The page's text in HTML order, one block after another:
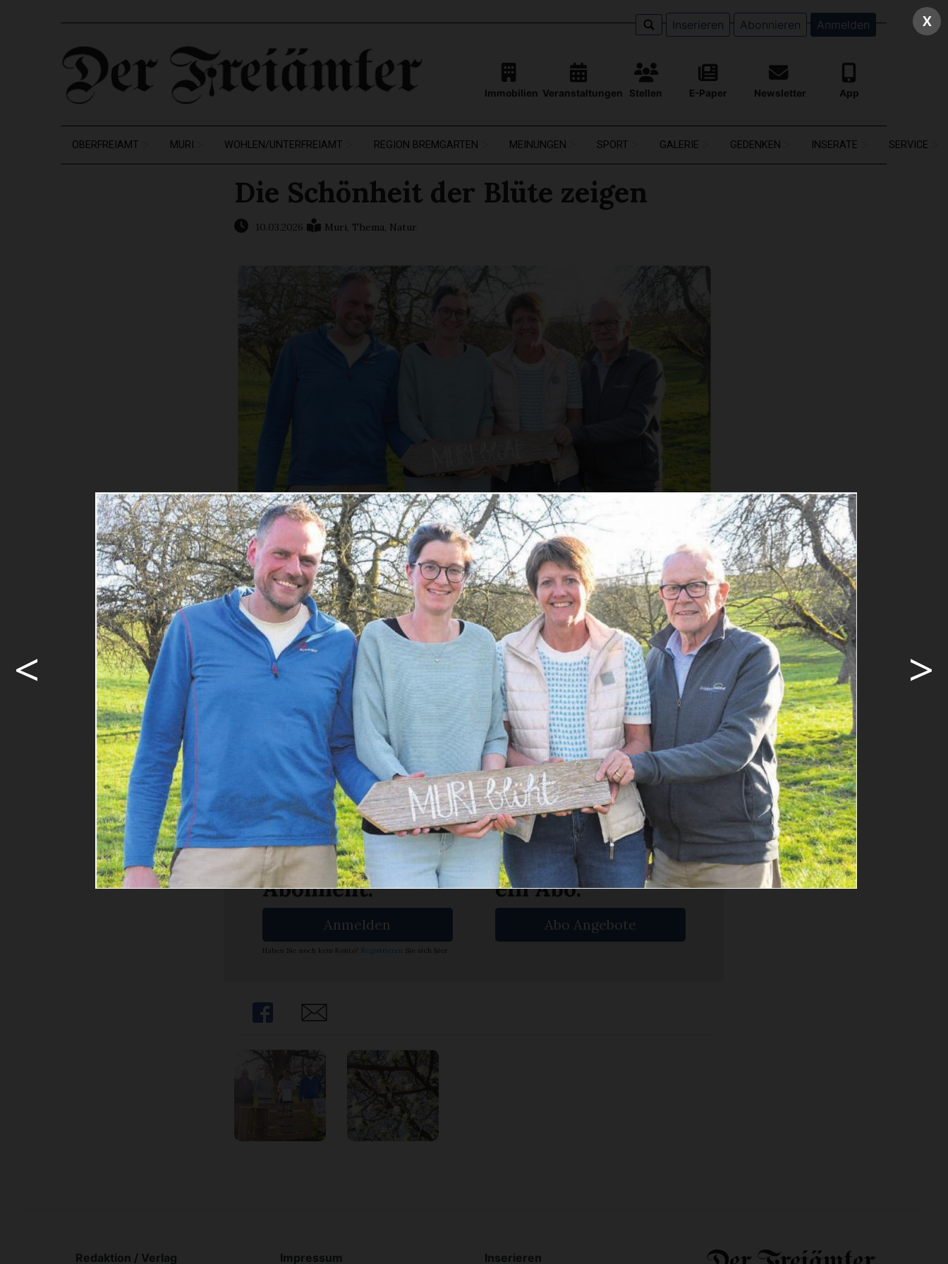
Inserieren Abonnieren Anmelden
Immobilien Veranstaltungen Stellen E-Paper Newsletter App
OBERFREIAMT MURI WOHLEN/UNTERFREIAMT REGION BREMGARTEN MEINUNGEN SPORT GALERIE GEDENKEN INSERATE SERVICE
Die Schönheit der Blüte zeigen
10.03.2026 Muri, Thema, Natur
Sie stehen hinter dem neuen Projekt, von links: Stefan Frey, Gabi Arnold,
Charlotte Wüthrich und Herbert Strebel. Zum OK gehören ebenfalls Roman
Meier, Anita Frey und Matthias Arnold. Bild: Annemarie Keusch
Zwei Wochenenden voller Blüten
Blütenpracht der Obstbäume und vieles mehr zur Landwirtschaft – neuer
Rundweg in Muri
Am 11. und 12. sowie am 18. und 19. April lädt der Blütenweg im
Muri-Dorf ein.
Möchten Sie
weiterlesen?
Ja. Ich bin
Abonnent.
Anmelden
Haben Sie noch kein Konto? Registrieren Sie sich hier
Ja. Ich benötige
ein Abo.
Abo Angebote
Share Share
X
< >
Redaktion / Verlag Impressum Inserieren